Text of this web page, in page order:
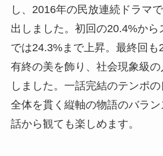
し、2016年の民放連続ドラマ
出しました。初回の20.4%か
では24.3%まで上昇。最終回
有終の美を飾り、社会現象級
しました。一話完結のテンポ
全体を貫く縦軸の物語のバラ
話から観ても楽しめます。